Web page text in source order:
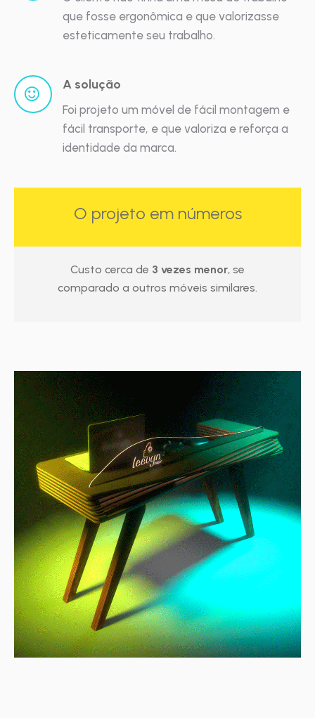
que fosse ergonômica e que valorizasse
esteticamente seu trabalho.
A solução
Foi projeto um móvel de fácil montagem e
fácil transporte, e que valoriza e reforça a
identidade da marca.
O projeto em números
Custo cerca de 3 vezes menor, se
comparado a outros móveis similares.